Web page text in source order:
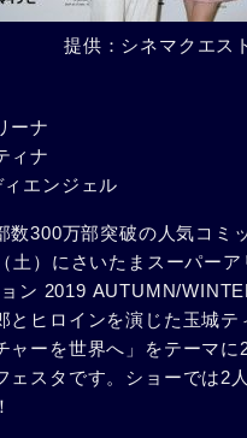
提供：シネマクエス
ーナ
ィナ
エンジェル
数300万部突破の人気コミ
土）にさいたまスーパー
ン 2019 AUTUMN/
とヒロインを演じた玉城
ャーを世界へ」をテーマ
ェスタです。ショーでは2